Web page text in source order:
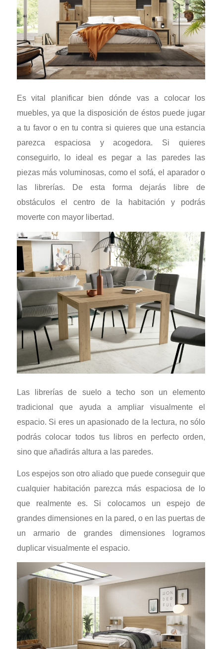
Es vital planificar bien dónde vas a colocar los
muebles, ya que la disposición de éstos puede jugar
a tu favor o en tu contra si quieres que una estancia
parezca espaciosa y acogedora. Si quieres
conseguirlo, lo ideal es pegar a las paredes las
piezas más voluminosas, como el sofá, el aparador o
las librerías. De esta forma dejarás libre de
obstáculos el centro de la habitación y podrás
moverte con mayor libertad.
Las librerías de suelo a techo son un elemento
tradicional que ayuda a ampliar visualmente el
espacio. Si eres un apasionado de la lectura, no sólo
podrás colocar todos tus libros en perfecto orden,
sino que añadirás altura a las paredes.
Los espejos son otro aliado que puede conseguir que
cualquier habitación parezca más espaciosa de lo
que realmente es. Si colocamos un espejo de
grandes dimensiones en la pared, o en las puertas de
un armario de grandes dimensiones logramos
duplicar visualmente el espacio.